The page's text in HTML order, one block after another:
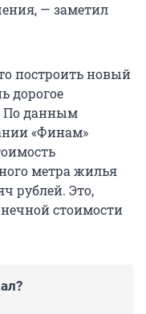
— заметил
построить новый
дорогое
По данным
«Финам»
метра жилья
рублей. Это,
стоимости